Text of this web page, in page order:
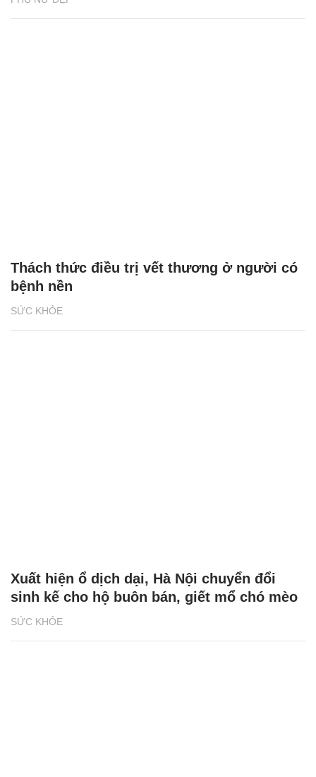
SỨC KHỎE
Thách thức điều trị vết thương ở người có
bệnh nền
SỨC KHỎE
Xuất hiện ổ dịch dại, Hà Nội chuyển đổi
sinh kế cho hộ buôn bán, giết mổ chó mèo